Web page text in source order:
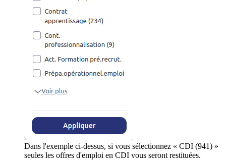
Dans l'exemple ci-dessus, si vous sélectionnez « CDI (941) »
seules les offres d'emploi en CDI vous seront restituées.